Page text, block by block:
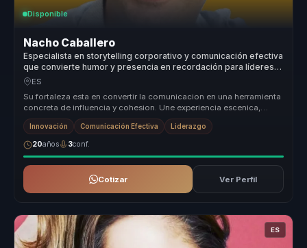
Disponible
Nacho Caballero
Especialista en storytelling corporativo y comunicación efectiva
que convierte humor y presencia en recordación para líderes y
equipos.
ES
Su fortaleza esta en convertir la comunicacion en una herramienta
concreta de influencia y cohesion. Une experiencia escenica,
humor inte...
Innovación Comunicación Efectiva Liderazgo
20años 3conf.
Cotizar Ver Perfil
ES